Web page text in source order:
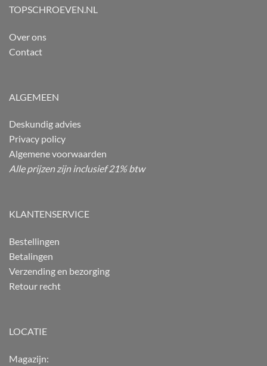
TOPSCHROEVEN.NL
Over ons
Contact
ALGEMEEN
Deskundig advies
Privacy policy
Algemene voorwaarden
Alle prijzen zijn inclusief 21% btw
KLANTENSERVICE
Bestellingen
Betalingen
Verzending en bezorging
Retour recht
LOCATIE
Magazijn: